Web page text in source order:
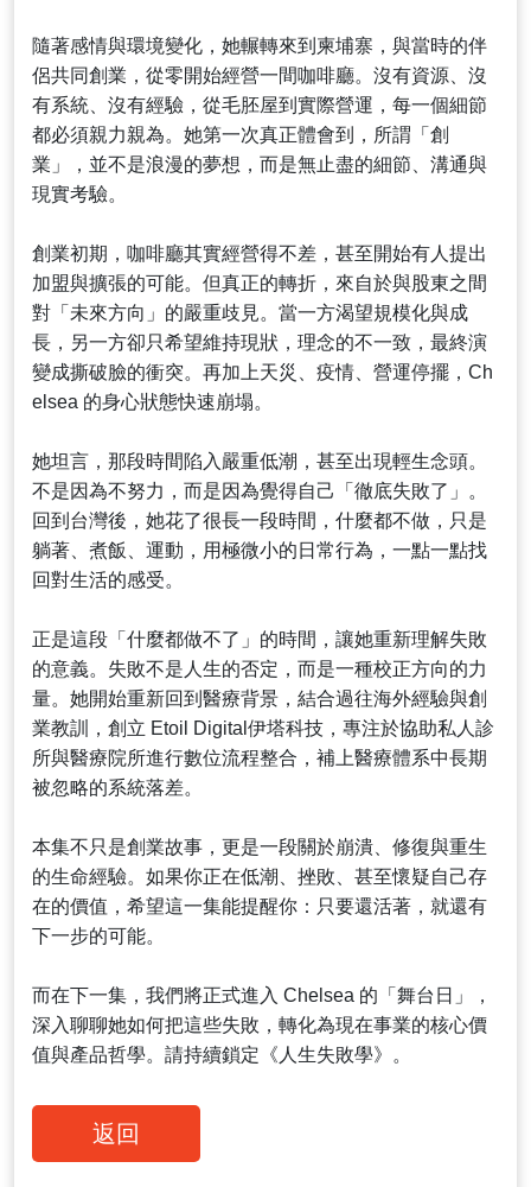
隨著感情與環境變化，她輾轉來到柬埔寨，與當時的伴
侶共同創業，從零開始經營一間咖啡廳。沒有資源、沒
有系統、沒有經驗，從毛胚屋到實際營運，每一個細節
都必須親力親為。她第一次真正體會到，所謂「創
業」，並不是浪漫的夢想，而是無止盡的細節、溝通與
現實考驗。
創業初期，咖啡廳其實經營得不差，甚至開始有人提出
加盟與擴張的可能。但真正的轉折，來自於與股東之間
對「未來方向」的嚴重歧見。當一方渴望規模化與成
長，另一方卻只希望維持現狀，理念的不一致，最終演
變成撕破臉的衝突。再加上天災、疫情、營運停擺，Ch
elsea 的身心狀態快速崩塌。
她坦言，那段時間陷入嚴重低潮，甚至出現輕生念頭。
不是因為不努力，而是因為覺得自己「徹底失敗了」。
回到台灣後，她花了很長一段時間，什麼都不做，只是
躺著、煮飯、運動，用極微小的日常行為，一點一點找
回對生活的感受。
正是這段「什麼都做不了」的時間，讓她重新理解失敗
的意義。失敗不是人生的否定，而是一種校正方向的力
量。她開始重新回到醫療背景，結合過往海外經驗與創
業教訓，創立 Etoil Digital伊塔科技，專注於協助私人診
所與醫療院所進行數位流程整合，補上醫療體系中長期
被忽略的系統落差。
本集不只是創業故事，更是一段關於崩潰、修復與重生
的生命經驗。如果你正在低潮、挫敗、甚至懷疑自己存
在的價值，希望這一集能提醒你：只要還活著，就還有
下一步的可能。
而在下一集，我們將正式進入 Chelsea 的「舞台日」，
深入聊聊她如何把這些失敗，轉化為現在事業的核心價
值與產品哲學。請持續鎖定《人生失敗學》。
返回